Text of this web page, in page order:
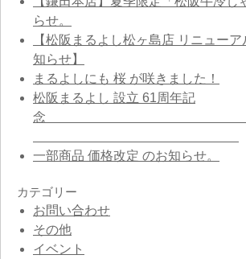
らせ。
【松阪まるよし松ヶ島店 リニュー
知らせ】
まるよしにも 桜 が咲きました！
松阪まるよし 設立 61周年記
一部商品 価格改定 のお知らせ。
カテゴリー
お問い合わせ
その他
イベント